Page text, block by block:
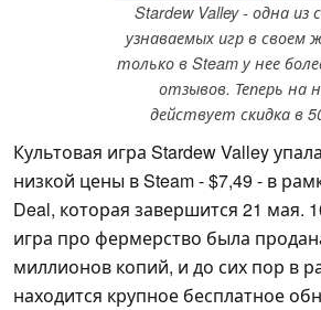
Stardew Valley - одна из
узнаваемых игр в своем
только в Steam у нее
отзывов. Теперь на
действует скидка в
Культовая игра Stardew Valley
низкой цены в Steam - $7,49 - в
Deal, которая завершится 21 мая.
игра про фермерство была
миллионов копий, и до сих пор в
находится крупное бесплатное